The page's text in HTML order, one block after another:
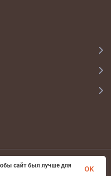
права защищены
сайт был лучше для
OK